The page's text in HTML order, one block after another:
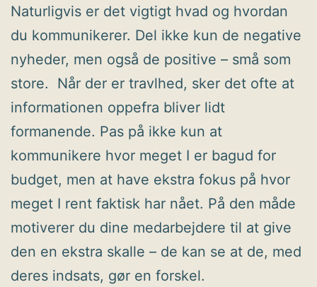
Naturligvis er det vigtigt hvad og hvordan
du kommunikerer. Del ikke kun de negative
nyheder, men også de positive – små som
store. Når der er travlhed, sker det ofte at
informationen oppefra bliver lidt
formanende. Pas på ikke kun at
kommunikere hvor meget I er bagud for
budget, men at have ekstra fokus på hvor
meget I rent faktisk har nået. På den måde
motiverer du dine medarbejdere til at give
den en ekstra skalle – de kan se at de, med
deres indsats, gør en forskel.